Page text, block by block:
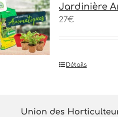
Jardinière
27€
Détails
Union des